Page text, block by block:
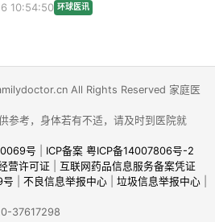
10:54:50 环球医讯
All Rights Reserved 家庭医
参考，身体若有不适，请及时到医院就
号
ICP备案 粤ICP备14007806号-2
营许可证
互联网药品信息服务备案凭证
号
不良信息举报中心| 垃圾信息举报中心|
37617298